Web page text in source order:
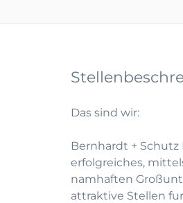
Das sind wir:
Bernhardt +
erfolgreiches,
namhaften
attraktive Stellen